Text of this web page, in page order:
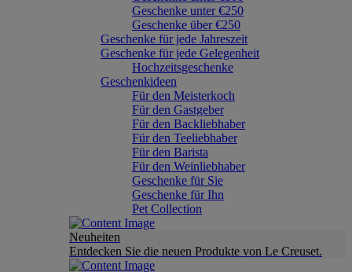
Geschenke unter €250
Geschenke über €250
Geschenke für jede Jahreszeit
Geschenke für jede Gelegenheit
Hochzeitsgeschenke
Geschenkideen
Für den Meisterkoch
Für den Gastgeber
Für den Backliebhaber
Für den Teeliebhaber
Für den Barista
Für den Weinliebhaber
Geschenke für Sie
Geschenke für Ihn
Pet Collection
Neuheiten
Entdecken Sie die neuen Produkte von Le Creuset.